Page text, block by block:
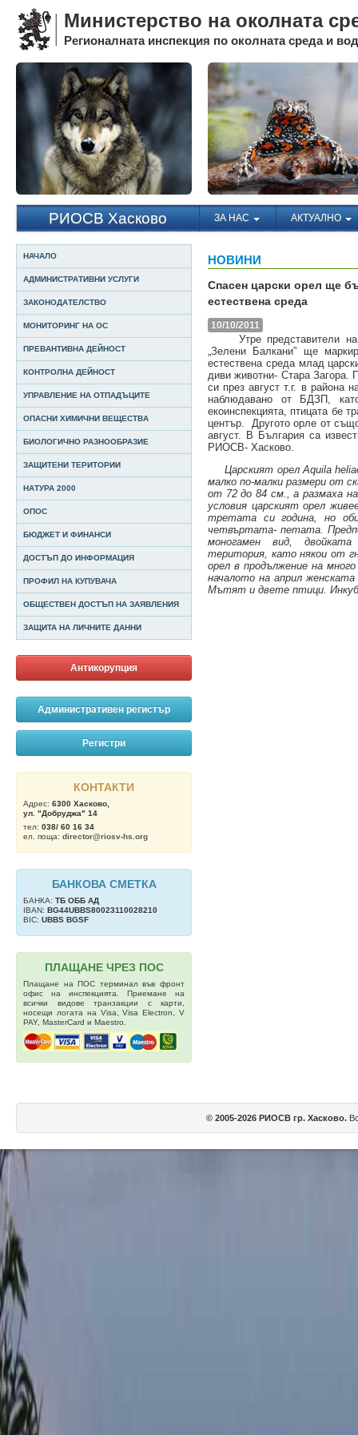
Министерство на околната
Регионалната инспекция по околната среда и
РИОСВ Хасково ЗА НАС АКТУАЛНО
НАЧАЛО
АДМИНИСТРАТИВНИ УСЛУГИ
ЗАКОНОДАТЕЛСТВО
МОНИТОРИНГ НА ОС
ПРЕВАНТИВНА ДЕЙНОСТ
КОНТРОЛНА ДЕЙНОСТ
УПРАВЛЕНИЕ НА ОТПАДЪЦИТЕ
ОПАСНИ ХИМИЧНИ ВЕЩЕСТВА
БИОЛОГИЧНО РАЗНООБРАЗИЕ
ЗАЩИТЕНИ ТЕРИТОРИИ
НАТУРА 2000
ОПОС
БЮДЖЕТ И ФИНАНСИ
ДОСТЪП ДО ИНФОРМАЦИЯ
ПРОФИЛ НА КУПУВАЧА
ОБЩЕСТВЕН ДОСТЪП НА ЗАЯВЛЕНИЯ
ЗАЩИТА НА ЛИЧНИТЕ ДАННИ
Антикорупция
Административен регистър
Регистри
КОНТАКТИ
Адрес: 6300 Хасково,
ул. "Добруджа" 14
тел: 038/ 60 16 34
ел. поща: director@riosv-hs.org
БАНКОВА СМЕТКА
БАНКА: ТБ OББ АД
IBAN: BG44UBBS80023110028210
BIC: UBBS BGSF
ПЛАЩАНЕ ЧРЕЗ ПОС
Плащане на ПОС терминал във фронт
офис на инспекцията. Приемане на
всички видове транзакции с карти,
носещи логата на Visa, Visa Electron, V
PAY, MasterCard и Maestro.
НОВИНИ
Спасен царски орел ще
естествена среда
10/10/2011
Утре представители
„Зелени Балкани” ще
естествена среда млад
диви животни- Стара Загора.
си през август т.г. в района
наблюдавано от БДЗП,
екоинспекцията, птицата бе
център. Другото орле от
август. В България са
РИОСВ- Хасково.
Царският орел Aquila
малко по-малки размери от
от 72 до 84 см., а размаха
условия царският орел
третата си година, но
четвъртата- петата.
моногамен вид,
територия, като някои от
орел в продължение на
началото на април
Мътят и двете птици.
© 2005-2026 РИОСВ гр. Хасково.